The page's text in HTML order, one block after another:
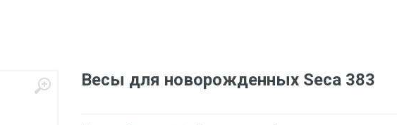
Весы для новорожденных Seca 383